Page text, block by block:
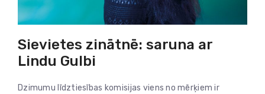
Sievietes zinātnē: saruna ar
Lindu Gulbi
Dzimumu līdztiesības komisijas viens no mērķiem ir